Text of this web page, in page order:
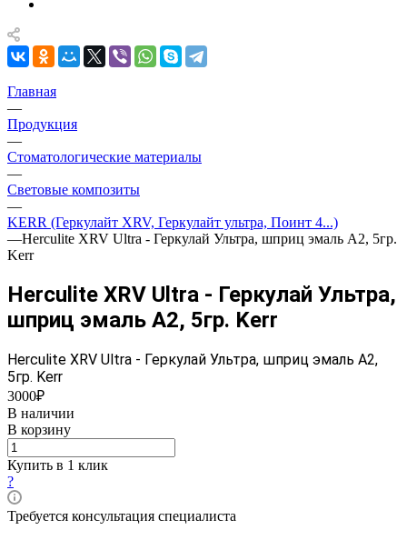
Главная
—
Продукция
—
Стоматологические материалы
—
Световые композиты
—
KERR (Геркулайт XRV, Геркулайт ультра, Поинт 4...)
—Herculite XRV Ultra - Геркулай Ультра, шприц эмаль A2, 5гр.
Kerr
Herculite XRV Ultra - Геркулай Ультра,
шприц эмаль A2, 5гр. Kerr
Herculite XRV Ultra - Геркулай Ультра, шприц эмаль A2,
5гр. Kerr
3000₽
В наличии
В корзину
Купить в 1 клик
?
Требуется консультация специалиста